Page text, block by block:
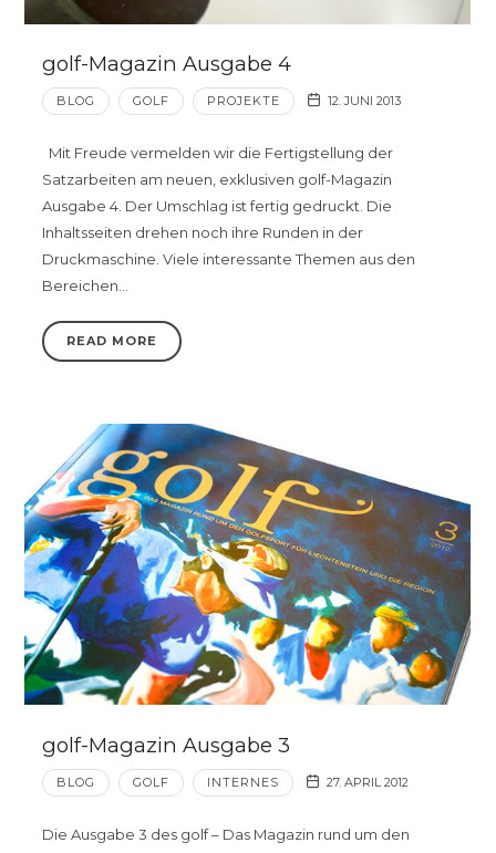
golf-Magazin Ausgabe 4
BLOG GOLF PROJEKTE 12. JUNI 2013
Mit Freude vermelden wir die Fertigstellung der
Satzarbeiten am neuen, exklusiven golf-Magazin
Ausgabe 4. Der Umschlag ist fertig gedruckt. Die
Inhaltsseiten drehen noch ihre Runden in der
Druckmaschine. Viele interessante Themen aus den
Bereichen…
READ MORE
golf-Magazin Ausgabe 3
BLOG GOLF INTERNES 27. APRIL 2012
Die Ausgabe 3 des golf – Das Magazin rund um den